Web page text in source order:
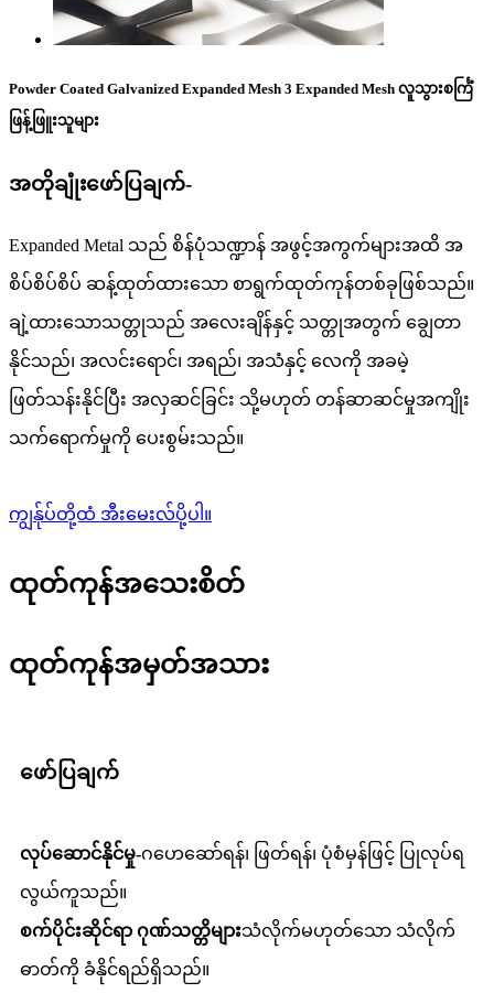
Powder Coated Galvanized Expanded Mesh 3 Expanded Mesh လူသွားစင်္ကြံ
ဖြန့်ဖြူးသူများ
အတိုချုံးဖော်ပြချက်-
Expanded Metal သည် စိန်ပုံသဏ္ဍာန် အဖွင့်အကွက်များအထိ အ
စိပ်စိပ်စိပ် ဆန့်ထုတ်ထားသော စာရွက်ထုတ်ကုန်တစ်ခုဖြစ်သည်။
ချဲ့ထားသောသတ္တုသည် အလေးချိန်နှင့် သတ္တုအတွက် ချွေတာ
နိုင်သည်၊ အလင်းရောင်၊ အရည်၊ အသံနှင့် လေကို အခမဲ့
ဖြတ်သန်းနိုင်ပြီး အလှဆင်ခြင်း သို့မဟုတ် တန်ဆာဆင်မှုအကျိုး
သက်ရောက်မှုကို ပေးစွမ်းသည်။
ကျွန်ုပ်တို့ထံ အီးမေးလ်ပို့ပါ။
ထုတ်ကုန်အသေးစိတ်
ထုတ်ကုန်အမှတ်အသား
ဖော်ပြချက်
လုပ်ဆောင်နိုင်မှု-ဂဟေဆော်ရန်၊ ဖြတ်ရန်၊ ပုံစံမှန်ဖြင့် ပြုလုပ်ရ
လွယ်ကူသည်။
စက်ပိုင်းဆိုင်ရာ ဂုဏ်သတ္တိများသံလိုက်မဟုတ်သော သံလိုက်
ဓာတ်ကို ခံနိုင်ရည်ရှိသည်။